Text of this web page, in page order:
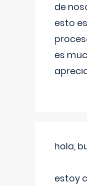
de
esto
es
hola,
estoy